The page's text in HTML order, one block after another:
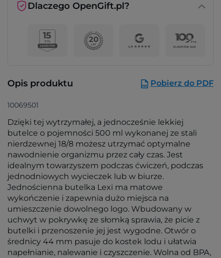
Dlaczego OpenGift.pl?
Opis produktu Pobierz do PDF
10069501
Dzięki tej wytrzymałej, a jednocześnie lekkiej
butelce o pojemności 500 ml wykonanej ze stali
nierdzewnej 18/8 możesz utrzymać optymalne
nawodnienie organizmu przez cały czas. Jest
idealnym towarzyszem podczas ćwiczeń, podczas
jednodniowych wycieczek lub w biurze.
Jednościenna butelka Lexi ma matowe
wykończenie i zapewnia dużo miejsca na
umieszczenie dowolnego logo. Wbudowany w
uchwyt w pokrywkę ze słomką sprawia, że picie z
butelki i przenoszenie jej jest wygodne. Otwór o
średnicy 44 mm pasuje do kostek lodu i ułatwia
napełnianie, nalewanie i czyszczenie. Wolna od BPA,